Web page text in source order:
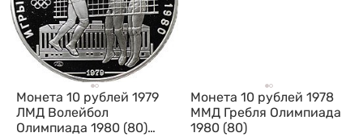
Монета 10 рублей 1979
ЛМД Волейбол
Олимпиада 1980 (80)
Монета 10 рублей 1978
ММД Гребля Олимпиада
1980 (80)